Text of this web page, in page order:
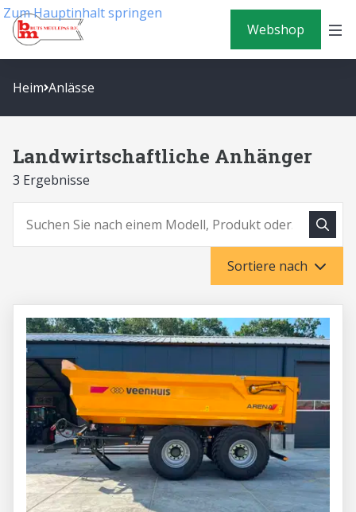
Zum Hauptinhalt springen
Webshop
Heim Anlässe
Landwirtschaftliche Anhänger
3 Ergebnisse
Suchen
Sortiere nach